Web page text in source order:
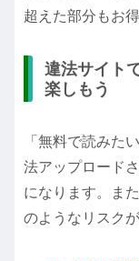
超えた部分もお
違法サイト
楽しもう
「無料で読みた
法アップロード
になります。ま
のようなリスク